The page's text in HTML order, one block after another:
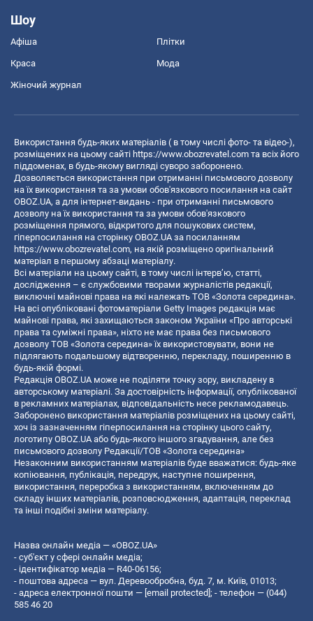
Шоу
Афіша Плітки
Краса Мода
Жіночий журнал
Використання будь-яких матеріалів ( в тому числі фото- та відео-),
розміщених на цьому сайті https://www.obozrevatel.com та всіх його
піддоменах, в будь-якому вигляді суворо заборонено.
Дозволяється використання при отриманні письмового дозволу
на їх використання та за умови обов'язкового посилання на сайт
OBOZ.UA, а для інтернет-видань - при отриманні письмового
дозволу на їх використання та за умови обов'язкового
розміщення прямого, відкритого для пошукових систем,
гіперпосилання на сторінку OBOZ.UA за посиланням
https://www.obozrevatel.com, на якій розміщено оригінальний
матеріал в першому абзаці матеріалу.
Всі матеріали на цьому сайті, в тому числі інтерв’ю, статті,
дослідження – є службовими творами журналістів редакції,
виключні майнові права на які належать ТОВ «Золота середина».
На всі опубліковані фотоматеріали Getty Images редакція має
майнові права, які захищаються законом України «Про авторські
права та суміжні права», ніхто не має права без письмового
дозволу ТОВ «Золота середина» їх використовувати, вони не
підлягають подальшому відтворенню, перекладу, поширенню в
будь-якій формі.
Редакція OBOZ.UA може не поділяти точку зору, викладену в
авторському матеріалі. За достовірність інформації, опублікованої
в рекламних матеріалах, відповідальність несе рекламодавець.
Заборонено використання матеріалів розміщених на цьому сайті,
хоч із зазначенням гіперпосилання на сторінку цього сайту,
логотипу OBOZ.UA або будь-якого іншого згадування, але без
письмового дозволу Редакції/ТОВ «Золота середина»
Незаконним використанням матеріалів буде вважатися: будь-яке
копiювання, публiкацiя, передрук, наступне поширення,
використання, переробка з використанням, включенням до
складу інших матеріалів, розповсюдження, адаптація, переклад
та інші подібні зміни матеріалу.
Назва онлайн медіа — «OBOZ.UA»
- суб'єкт у сфері онлайн медіа;
- ідентифікатор медіа — R40-06156;
- поштова адреса — вул. Деревообробна, буд. 7, м. Київ, 01013;
- адреса електронної пошти — [email protected] ; - телефон — (044)
585 46 20